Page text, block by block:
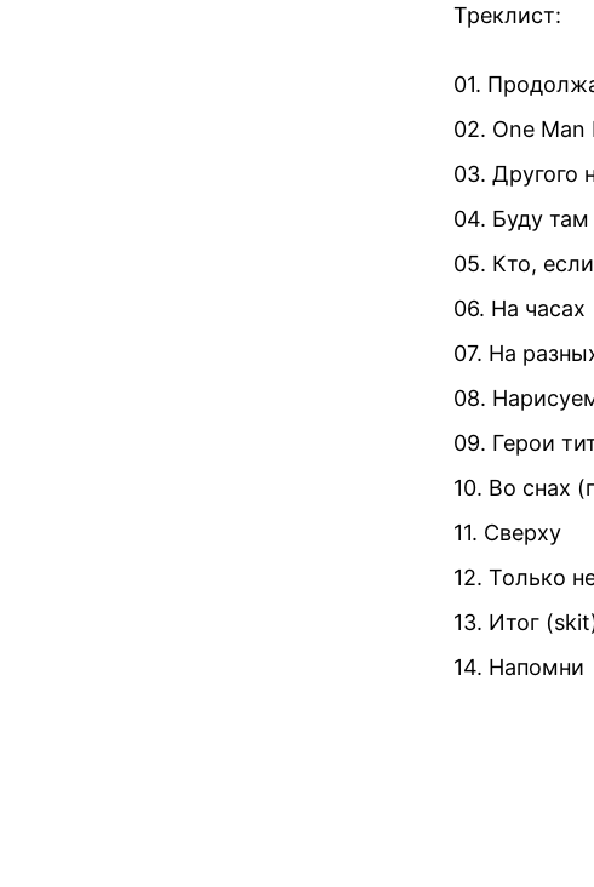
Треклист:
01.
02. One Man
03. Другого
04. Буду там
05. Кто,
06. На часах
07. На
08.
09. Герои
10. Во снах
11. Сверху
12. Только
13. Итог
14. Напомни